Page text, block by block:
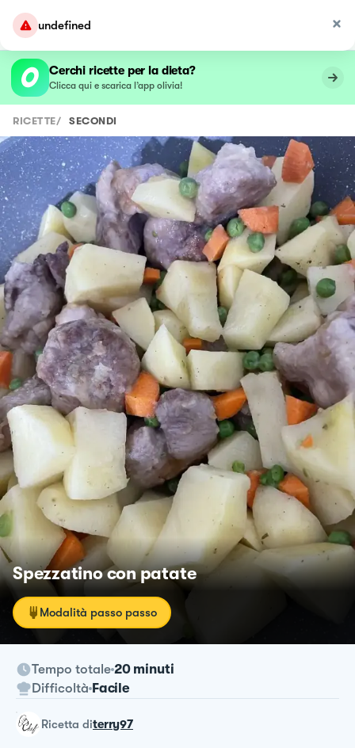
undefined
Cerchi ricette per la dieta?
Clicca qui e scarica l’app olivia!
RICETTE/ SECONDI
Spezzatino con patate
Modalità passo passo
Tempo totale 20 minuti
Difficoltà Facile
ricetta diterry97